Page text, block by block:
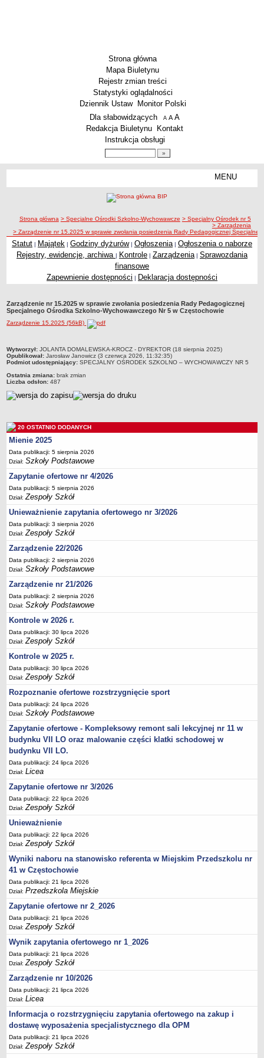
Strona główna
Mapa Biuletynu
Rejestr zmian treści
Statystyki oglądalności
Dziennik Ustaw
Monitor Polski
Menu dodatkowe
Dla słabowidzących A pomniejsz czcionkę
A standardowy rozmiar czcionki
A
Redakcja Biuletynu
Kontakt
Instrukcja obsługi
MENU
Licea
Zespoły Szkół
Techniczne Zakłady Naukowe
Przedszkola Miejskie
Zlikwidowane gimnazja
Przekształcone szkoły i placówki
SPECJALNE OŚRODKI SZKOLNO-WYCHOWAWCZE
Specjalny Ośrodek nr 1
Specjalny Ośrodek nr 5
Dane podstawowe
Majątek
Ogłoszenie
Zarządzenia
Kontrole
Rejestry, ewidencje, archiwa
Sprawozdania
Deklaracja dostępności
PORADNIE PSYCHOLOGICZNO-PEDAGOGICZNE
Zespół Poradni
BIURO FINANSÓW OŚWIATY
Dane podstawowe
Statut
Majątek
Godziny dyżurów
Ogłoszenia
Zarządzenia
Rejestry, ewidencje, archiwa
Kontrole
PONOWNE WYKORZYSTYWANIE
Sprawozdania
Deklaracja dostępności
OŚWIADCZENIA MAJĄTKOWE
PONOWNE WYKORZYSTYWANIE
OCHRONA DANYCH OSOBOWYCH
ścieżka nawigacji
Strona główna > Specjalne Ośrodki Szkolno-Wychowawcze > Specjalny Ośrodek nr 5
> Zarządzenia
> Zarządzenie nr 15.2025 w sprawie zwołania posiedzenia Rady Pedagogicznej
Statut | Majątek | Godziny dyżurów| Ogłoszenia | Ogłoszenia o naborze
Rejestry, ewidencje, archiwa | Kontrole | Zarządzenia | Sprawozdania
finansowe
Zapewnienie dostępności | Deklaracja dostępności
Zarządzenie nr 15.2025 w sprawie zwołania posiedzenia Rady Pedagogicznej
Specjalnego Ośrodka Szkolno-Wychowawczego Nr 5 w Częstochowie
Zarządzenie 15.2025 (56kB)
metryczka
Wytworzył: JOLANTA DOMALEWSKA-KROCZ - DYREKTOR (18 sierpnia 2025)
Opublikował: Jarosław Janowicz (3 czerwca 2026, 11:32:35)
Podmiot udostępniający: SPECJALNY OŚRODEK SZKOLNO – WYCHOWAWCZY NR 5
Ostatnia zmiana: brak zmian
Liczba odsłon: 487
20 OSTATNIO DODANYCH
Mienie 2025
Data publikacji: 5 sierpnia 2026
Dział:Szkoły Podstawowe
Zapytanie ofertowe nr 4/2026
Data publikacji: 5 sierpnia 2026
Dział:Zespoły Szkół
Unieważnienie zapytania ofertowego nr 3/2026
Data publikacji: 3 sierpnia 2026
Dział:Zespoły Szkół
Zarządzenie 22/2026
Data publikacji: 2 sierpnia 2026
Dział:Szkoły Podstawowe
Zarządzenie nr 21/2026
Data publikacji: 2 sierpnia 2026
Dział:Szkoły Podstawowe
Kontrole w 2026 r.
Data publikacji: 30 lipca 2026
Dział:Zespoły Szkół
Kontrole w 2025 r.
Data publikacji: 30 lipca 2026
Dział:Zespoły Szkół
Rozpoznanie ofertowe rozstrzygnięcie sport
Data publikacji: 24 lipca 2026
Dział:Szkoły Podstawowe
Zapytanie ofertowe - Kompleksowy remont sali lekcyjnej nr 11 w
budynku VII LO oraz malowanie części klatki schodowej w
budynku VII LO.
Data publikacji: 24 lipca 2026
Dział:Licea
Zapytanie ofertowe nr 3/2026
Data publikacji: 22 lipca 2026
Dział:Zespoły Szkół
Unieważnienie
Data publikacji: 22 lipca 2026
Dział:Zespoły Szkół
Wyniki naboru na stanowisko referenta w Miejskim Przedszkolu nr
41 w Częstochowie
Data publikacji: 21 lipca 2026
Dział:Przedszkola Miejskie
Zapytanie ofertowe nr 2_2026
Data publikacji: 21 lipca 2026
Dział:Zespoły Szkół
Wynik zapytania ofertowego nr 1_2026
Data publikacji: 21 lipca 2026
Dział:Zespoły Szkół
Zarządzenie nr 10/2026
Data publikacji: 21 lipca 2026
Dział:Licea
Informacja o rozstrzygnięciu zapytania ofertowego na zakup i
dostawę wyposażenia specjalistycznego dla OPM
Data publikacji: 21 lipca 2026
Dział:Zespoły Szkół